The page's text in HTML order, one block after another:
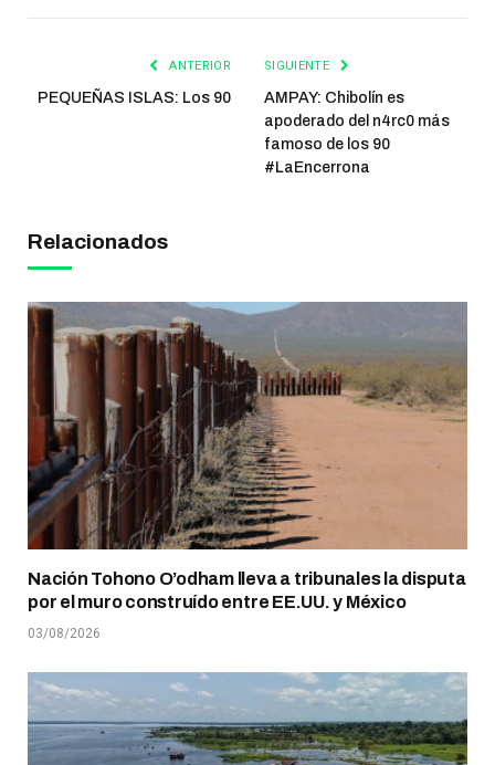
ANTERIOR
PEQUEÑAS ISLAS: Los 90
SIGUIENTE
AMPAY: Chibolín es
apoderado del n4rc0 más
famoso de los 90
#LaEncerrona
Relacionados
Nación Tohono O’odham lleva a tribunales la disputa
por el muro construído entre EE.UU. y México
03/08/2026